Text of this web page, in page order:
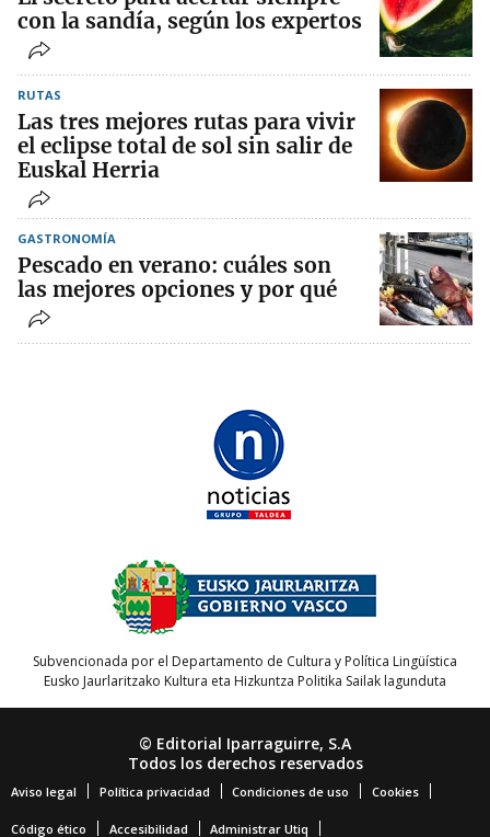
con la sandía, según los expertos
RUTAS
Las tres mejores rutas para vivir
el eclipse total de sol sin salir de
Euskal Herria
GASTRONOMÍA
Pescado en verano: cuáles son
las mejores opciones y por qué
Subvencionada por el Departamento de Cultura y Política Lingüística
Eusko Jaurlaritzako Kultura eta Hizkuntza Politika Sailak lagunduta
© Editorial Iparraguirre, S.A
Todos los derechos reservados
Aviso legal Política privacidad Condiciones de uso Cookies
Código ético Accesibilidad Administrar Utiq